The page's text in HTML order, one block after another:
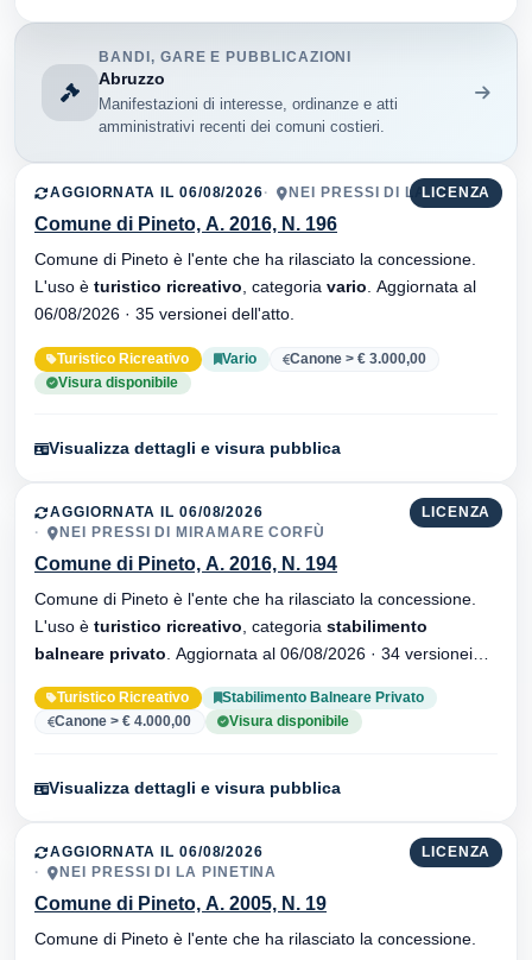
BANDI, GARE E PUBBLICAZIONI
Abruzzo
Manifestazioni di interesse, ordinanze e atti
amministrativi recenti dei comuni costieri.
LICENZA
AGGIORNATA IL 06/08/2026 NEI PRESSI DI LA NELIDE
Comune di Pineto, A. 2016, N. 196
Comune di Pineto è l'ente che ha rilasciato la concessione.
L'uso è turistico ricreativo , categoria vario
06/08/2026 · 35 versionei dell'atto.
Turistico Ricreativo Vario
Canone > € 3.000,00
Visura disponibile
Visualizza dettagli e visura pubblica
LICENZA
AGGIORNATA IL 06/08/2026
NEI PRESSI DI MIRAMARE CORFÙ
Comune di Pineto, A. 2016, N. 194
Comune di Pineto è l'ente che ha rilasciato la concessione.
L'uso è turistico ricreativo , categoria stabilimento
balneare privato
Turistico Ricreativo
Stabilimento Balneare Privato
Canone > € 4.000,00
Visura disponibile
Visualizza dettagli e visura pubblica
LICENZA
AGGIORNATA IL 06/08/2026
NEI PRESSI DI LA PINETINA
Comune di Pineto, A. 2005, N. 19
Comune di Pineto è l'ente che ha rilasciato la concessione.